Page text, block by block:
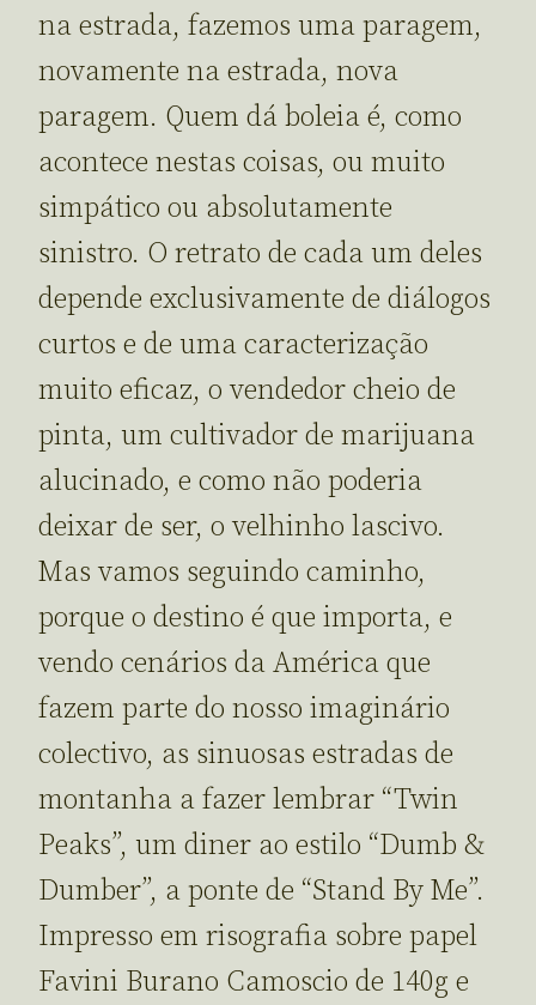
na estrada, fazemos uma paragem,
novamente na estrada, nova
paragem. Quem dá boleia é, como
acontece nestas coisas, ou muito
simpático ou absolutamente
sinistro. O retrato de cada um deles
depende exclusivamente de diálogos
curtos e de uma caracterização
muito eficaz, o vendedor cheio de
pinta, um cultivador de marijuana
alucinado, e como não poderia
deixar de ser, o velhinho lascivo.
Mas vamos seguindo caminho,
porque o destino é que importa, e
vendo cenários da América que
fazem parte do nosso imaginário
colectivo, as sinuosas estradas de
montanha a fazer lembrar “Twin
Peaks”, um diner ao estilo “Dumb &
Dumber”, a ponte de “Stand By Me”.
Impresso em risografia sobre papel
Favini Burano Camoscio de 140g e